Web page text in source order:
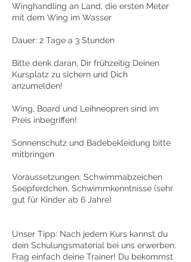
Winghandling an Land, die ersten Meter
mit dem Wing im Wasser
Dauer: 2 Tage a 3 Stunden
Bitte denk daran, Dir frühzeitig Deinen
Kursplatz zu sichern und Dich
anzumelden!
Wing, Board und Leihneopren sind im
Preis inbegriffen!
Sonnenschutz und Badebekleidung bitte
mitbringen
Voraussetzungen: Schwimmabzeichen
Seepferdchen, Schwimmkenntnisse (sehr
gut für Kinder ab 6 Jahre)
Unser Tipp: Nach jedem Kurs kannst du
dein Schulungsmaterial bei uns erwerben.
Frag einfach deine Trainer! Du bekommst